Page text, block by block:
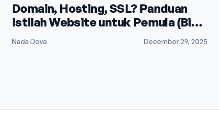
Domain, Hosting, SSL? Panduan
Istilah Website untuk Pemula (Biar
Gak Bingung)
Nada Dova December 29, 2025